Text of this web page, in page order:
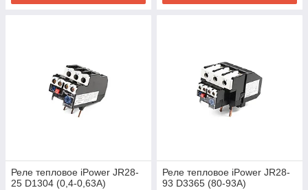
Реле тепловое iPower JR28-
25 D1304 (0,4-0,63А)
Реле тепловое iPower JR28-
93 D3365 (80-93А)